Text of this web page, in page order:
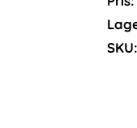
SKU: